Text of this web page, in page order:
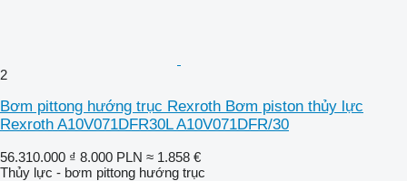
2
Bơm pittong hướng trục Rexroth Bơm piston thủy lực
Rexroth A10V071DFR30L A10V071DFR/30
56.310.000 ₫ 8.000 PLN ≈ 1.858 €
Thủy lực - bơm pittong hướng trục